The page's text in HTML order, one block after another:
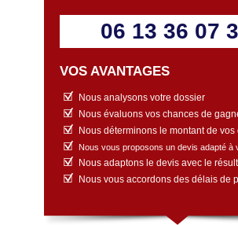
06 13 36 07
VOS AVANTAGES
Nous analysons votre dossier
Nous évaluons vos chances de
Nous déterminons le montant de vos
Nous vous proposons un devis adapté à
Nous adaptons le devis avec le
Nous vous accordons des délais de